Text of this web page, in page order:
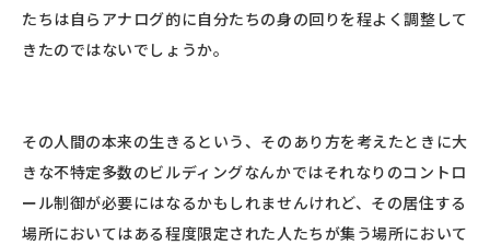
たちは自らアナログ的に自分たちの身の回りを程よく調整して
きたのではないでしょうか。
その人間の本来の生きるという、そのあり方を考えたときに大
きな不特定多数のビルディングなんかではそれなりのコントロ
ール制御が必要にはなるかもしれませんけれど、その居住する
場所においてはある程度限定された人たちが集う場所において